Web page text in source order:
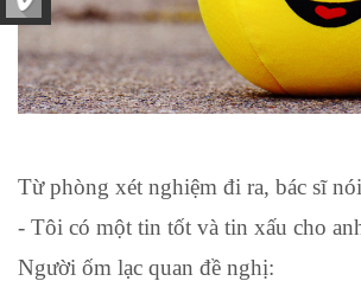
Từ phòng xét nghiệm đi ra, bác sĩ
- Tôi có một tin tốt và tin xấu cho
Người ốm lạc quan đề nghị: